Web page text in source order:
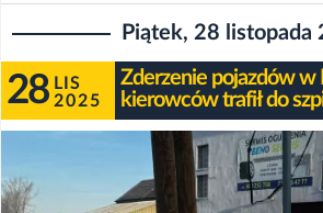
Piątek, 28 listopada
28 LIS
2025
Zderzenie pojazdów w
kierowców trafił do